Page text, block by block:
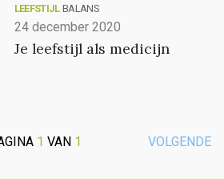
LEEFSTIJL BALANS
24 december 2020
Je leefstijl als medicijn
1 VAN 1 VOLGENDE